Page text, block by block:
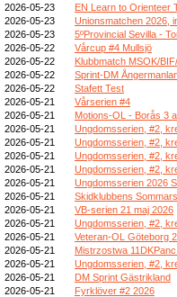
2026-05-23
EN Learn to Orienteer
2026-05-23
Unionsmatchen 2026,
2026-05-23
5ºProvincial Sevilla -
2026-05-22
Vårcup #4 Mullsjö
2026-05-22
Klubbmatch MSOK/
2026-05-22
Sprint-DM
2026-05-22
Stafett Test
2026-05-21
Vårserien #4
2026-05-21
Motions-OL - Borås 3
2026-05-21
Ungdomsserien, #2,
2026-05-21
Ungdomsserien, #2,
2026-05-21
Ungdomsserien, #2,
2026-05-21
Ungdomsserien, #2,
2026-05-21
Ungdomsserien 2026
2026-05-21
Skidklubbens
2026-05-21
VB-serien 21 maj 2026
2026-05-21
Ungdomsserien, #2,
2026-05-21
Veteran-OL Göteborg
2026-05-21
Mistrzostwa
2026-05-21
Ungdomsserien, #2,
2026-05-21
DM Sprint Gästrikland
2026-05-21
Fyrklöver #2 2026